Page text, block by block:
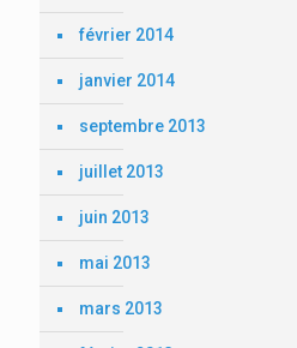
février 2014
janvier 2014
septembre 2013
juillet 2013
juin 2013
mai 2013
mars 2013